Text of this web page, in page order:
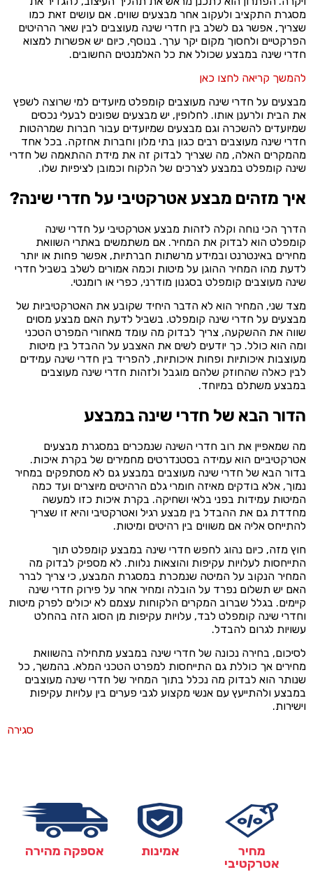
מסגרת התקציב ולעקוב אחר מבצעים שווים. אם עושים זאת כמו
שצריך, אפשר גם לשלב בין חדרי שינה מעוצבים לבין שאר הרהיטים
הפרקטיים ולחסוך מקום יקר ערך. בנוסף, כיום יש אפשרות למצוא
חדרי שינה במבצע שכולל את כל האלמנטים החשובים.
להמשך קריאה לחצו כאן
מבצעים על חדרי שינה מעוצבים קומפלט מיועדים למי שרוצה לשפץ
את הבית ולרענן אותו. לחלופין, יש מבצעים שפונים לבעלי נכסים
שמיועדים להשכרה וגם מבצעים שמיועדים עבור חברות שמרהטות
חדרי שינה מעוצבים רבים כגון בתי מלון וחברות אחזקה. בכל אחד
מהמקרים האלה, מה שצריך לבדוק זה את מידת ההתאמה של חדרי
שינה קומפלט במבצע לצרכים של הלקוח וכמובן לציפיות שלו.
איך מזהים מבצע אטרקטיבי על חדרי שינה?
הדרך הכי נוחה וקלה לזהות מבצע אטרקטיבי על חדרי שינה
קומפלט הוא לבדוק את המחיר. אם משתמשים באתרי השוואת
מחירים באינטרנט ובמידע מרשתות חברתיות, אפשר פחות או יותר
לדעת מהו המחיר ההוגן על מיטות וכמה אמורים לשלב בשביל חדרי
שינה מעוצבים קומפלט בסגנון מודרני, כפרי או רומנטי.
מצד שני, המחיר הוא לא הדבר היחיד שקובע את האטרקטיביות של
מבצעים על חדרי שינה קומפלט. בשביל לדעת האם מבצע מסוים
שווה את ההשקעה, צריך לבדוק מה עומד מאחורי המפרט הטכני
ומה הוא כולל. כך יודעים לשים את האצבע על ההבדל בין מיטות
מעוצבות איכותיות ופחות איכותיות, להפריד בין חדרי שינה עמידים
לבין כאלה שהחוזק שלהם מוגבל ולזהות חדרי שינה מעוצבים
במבצע משתלם במיוחד.
הדור הבא של חדרי שינה במבצע
מה שמאפיין את רוב חדרי השינה שנמכרים במסגרת מבצעים
אטרקטיביים הוא עמידה בסטנדרטים מחמירים של בקרת איכות.
בדור הבא של חדרי שינה מעוצבים במבצע גם לא מסתפקים במחיר
נמוך, אלא בודקים מאיזה חומרי גלם הרהיטים מיוצרים ועד כמה
המיטות עמידות בפני בלאי ושחיקה. בקרת איכות כזו למעשה
מחדדת גם את ההבדל בין מבצע רגיל ואטרקטיבי והיא זו שצריך
להתייחס אליה אם משווים בין רהיטים ומיטות.
חוץ מזה, כיום נהוג לחפש חדרי שינה במבצע קומפלט תוך
התייחסות לעלויות עקיפות והוצאות נלוות. לא מספיק לבדוק מה
המחיר הנקוב על המיטה שנמכרת במסגרת המבצע, כי צריך לברר
האם יש תשלום נפרד על הובלה ומחיר אחר על פירוק חדרי שינה
קיימים. בגלל שברוב המקרים הלקוחות עצמם לא יכולים לפרק מיטות
וחדרי שינה קומפלט לבד, עלויות עקיפות מן הסוג הזה בהחלט
עשויות לגרום להבדל.
לסיכום, בחירה נכונה של חדרי שינה במבצע מתחילה בהשוואת
מחירים אך כוללת גם התייחסות למפרט הטכני המלא. בהמשך, כל
שנותר הוא לבדוק מה נכלל בתוך המחיר של חדרי שינה מעוצבים
במבצע ולהתייעץ עם אנשי מקצוע לגבי פערים בין עלויות עקיפות
וישירות.
סגירה
מחיר
אטרקטיבי
אמינות אספקה מהירה